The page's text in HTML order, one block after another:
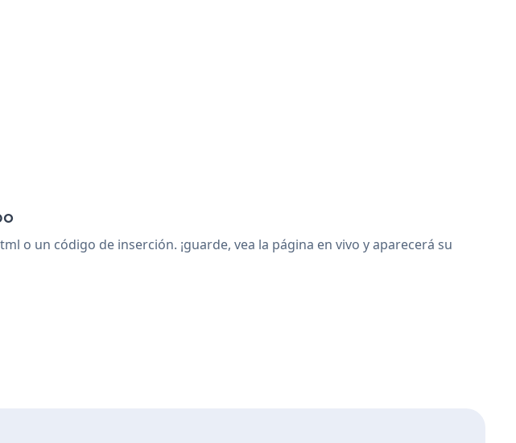
o un código de inserción. ¡guarde, vea la página en vivo y aparecerá su